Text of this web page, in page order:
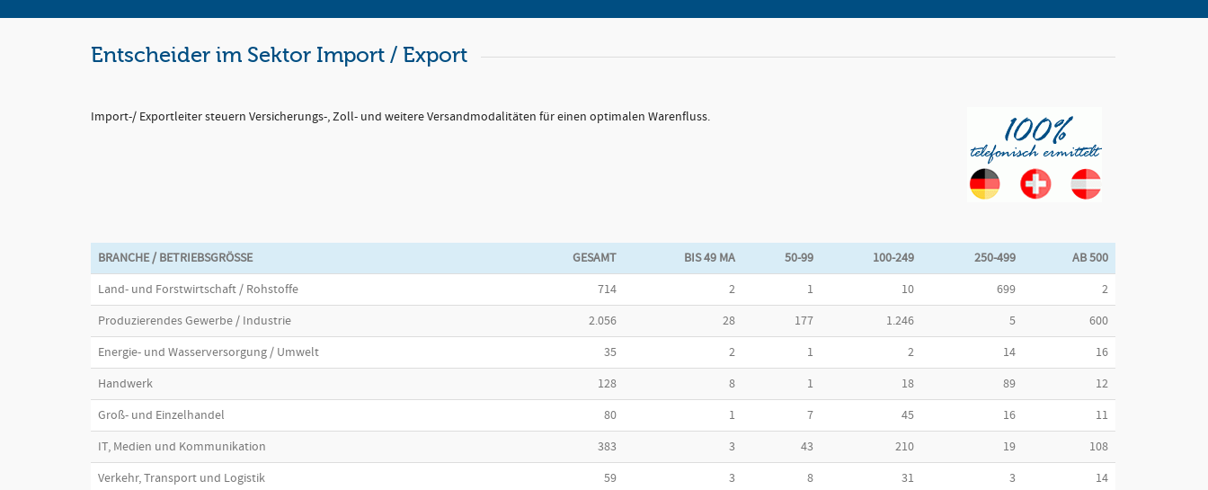
Entscheider im Sektor Import / Export
Import-/ Exportleiter steuern Versicherungs-, Zoll- und weitere Versandmodalitäten für einen optimalen Warenfluss.
BRANCHE / BETRIEBSGRÖSSE GESAMT BIS 49 MA 50-99 100-249 250-499 AB 500
Land- und Forstwirtschaft / Rohstoffe 714 2 1 10 699
2
Produzierendes Gewerbe / Industrie
2.056 28 177 1.246 5
600
Energie- und Wasserversorgung / Umwelt
35 2 1 2 14
16
Handwerk
128 8 1 18 89
12
Groß- und Einzelhandel
80 1 7 45 16
11
IT, Medien und Kommunikation
383 3 43 210 19
108
Verkehr, Transport und Logistik
59 3 8 31 3
14